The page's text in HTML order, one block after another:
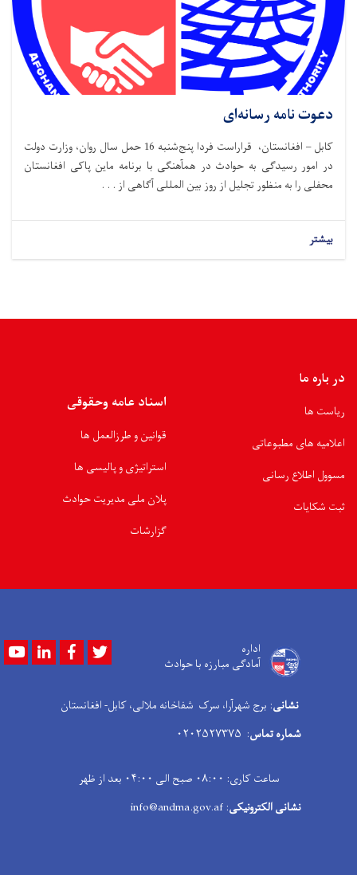
دعوت نامه رسانه‌ای
کابل – افغانستان، قراراست فردا پنج‌شنبه 16 حمل سال روان، وزارت دولت
در امور رسیدگی به حوادث در همآهنگی با برنامه ماین پاکی افغانستان
محفلی را به منظور تجلیل از روز بین المللی آگاهی از . . .
بیشتر
در باره ما
ریاست ها
اعلامیه های مطبوعاتی
مسوول اطلاع رسانی
ثبت شکایات
اسناد عامه وحقوقی
قوانین و طرزالعمل ها
استراتیژی و پالیسی ها
پلان ملی مدیریت حوادث
گزارشات
اداره
آمادگی مبارزه با حوادث
YoutubeLinkedInFacebook
نشانی: برج شهرآرا، سرک شفاخانه ملالی، کابل- افغانستان
شماره تماس: ۰۲۰۲۵۲۷۳۷۵
ساعت کاری: ۰۸:۰۰ صبح الی ۰۴:۰۰ بعد از ظهر
نشانی الکترونیکی: info@andma.gov.af